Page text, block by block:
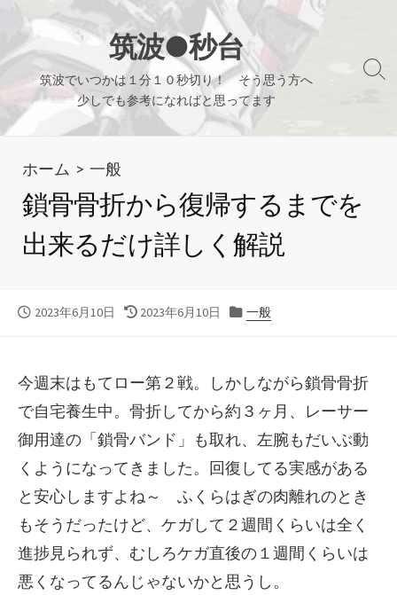
テ
ン
ツ
筑波●秒台
筑波でいつかは１分１０秒切り！ そう思う方へ
少しでも参考になればと思ってます
検
り
ホーム >一般
鎖骨骨折から復帰するまでを
出来るだけ詳しく解説
公
2023年6月10日
最
新
日
2023年6月10日
カ
ー
一般
今週末はもてロー第２戦。しかしながら鎖骨骨折
で自宅養生中。骨折してから約３ヶ月、レーサー
御用達の「鎖骨バンド」も取れ、左腕もだいぶ動
くようになってきました。回復してる実感がある
と安心しますよね～ ふくらはぎの肉離れのとき
もそうだったけど、ケガして２週間くらいは全く
進捗見られず、むしろケガ直後の１週間くらいは
悪くなってるんじゃないかと思うし。